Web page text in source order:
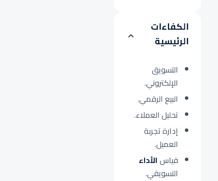
الكفاءات
الرئيسية
التسويق
الإلكتروني.
البيع الرقمي.
تحليل العملاء.
إدارة تجربة
العميل.
قياسالأداء
التسويقي.